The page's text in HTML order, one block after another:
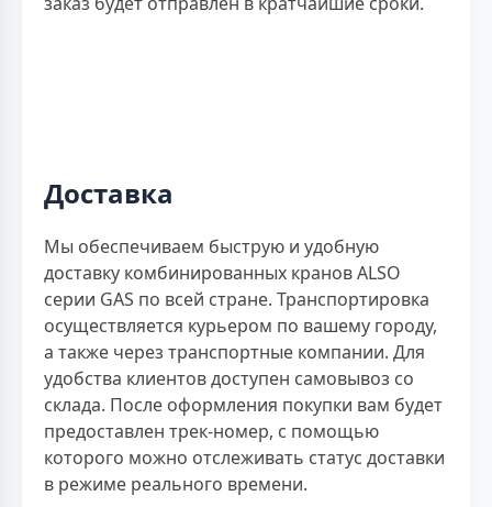
Доставка
Мы обеспечиваем быструю и удобную
доставку комбинированных кранов ALSO
серии GAS по всей стране. Транспортировка
осуществляется курьером по вашему городу,
а также через транспортные компании. Для
удобства клиентов доступен самовывоз со
склада. После оформления покупки вам будет
предоставлен трек-номер, с помощью
которого можно отслеживать статус доставки
в режиме реального времени.